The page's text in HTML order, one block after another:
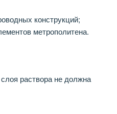
конструкций;
метрополитена.
раствора не должна